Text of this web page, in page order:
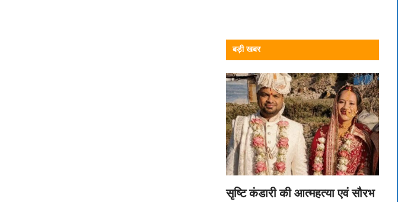
बड़ी खबर
सृष्टि कंडारी की आत्महत्या एवं सौरभ